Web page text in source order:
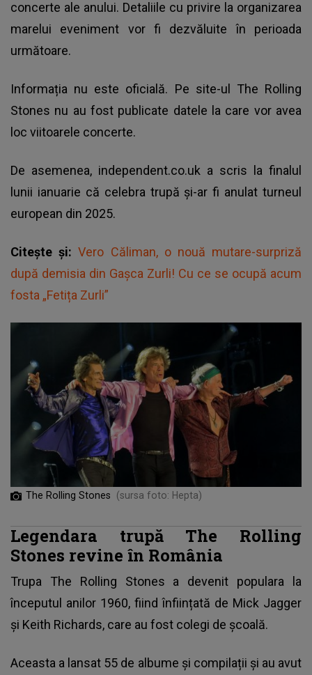
concerte ale anului. Detaliile cu privire la organizarea
marelui eveniment vor fi dezvăluite în perioada
următoare.
Informația nu este oficială. Pe site-ul The Rolling
Stones nu au fost publicate datele la care vor avea
loc viitoarele concerte.
De asemenea, independent.co.uk a scris la finalul
lunii ianuarie că celebra trupă și-ar fi anulat turneul
european din 2025.
Citește și:Vero Căliman, o nouă mutare-surpriză
după demisia din Gașca Zurli! Cu ce se ocupă acum
fosta „Fetița Zurli”
The Rolling Stones (sursa foto: Hepta)
Legendara trupă The Rolling
Stones revine în România
Trupa The Rolling Stones a devenit populara la
începutul anilor 1960, fiind înființată de Mick Jagger
și Keith Richards, care au fost colegi de școală.
Aceasta a lansat 55 de albume și compilații și au avut